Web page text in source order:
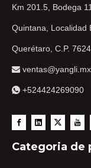
Km 201.5, Bodega
Quintana, Localidad
Querétaro, C.P.
 ventas@yangli.mx
 +524424269090
Categoria de